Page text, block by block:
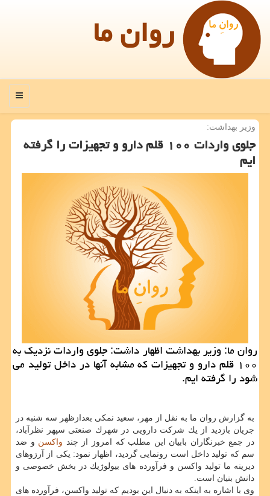
روان ما
منو
وزیر بهداشت:
جلوی واردات ۱۰۰ قلم دارو و تجهیزات را گرفته
ایم
روان ما: وزیر بهداشت اظهار داشت: جلوی واردات نزدیك به
۱۰۰ قلم دارو و تجهیزات كه مشابه آنها در داخل تولید می
شود را گرفته ایم.
به گزارش روان ما به نقل از مهر، سعید نمكی بعدازظهر سه شنبه در
جریان بازدید از یك شركت دارویی در شهرك صنعتی سپهر نظرآباد،
در جمع خبرنگاران بابیان این مطلب كه امروز از چند واكسن و ضد
سم كه تولید داخل است رونمایی گردید، اظهار نمود: یكی از آرزوهای
دیرینه ما تولید واكسن و فرآورده های بیولوژیك در بخش خصوصی و
دانش بنیان است.
وی با اشاره به اینكه به دنبال این بودیم كه تولید واكسن، فرآورده های